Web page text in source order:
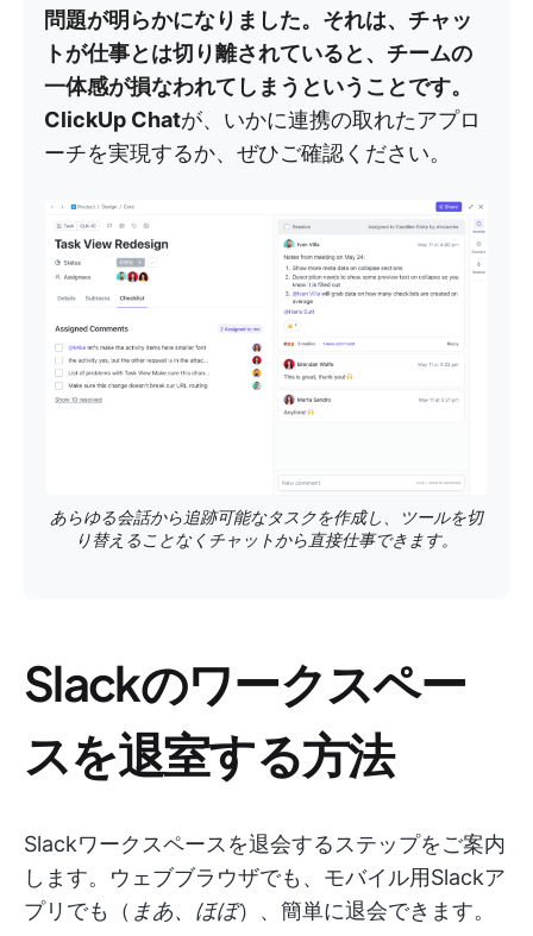
問題が明らかになりました。それは、チャッ
トが仕事とは切り離されていると、チームの
一体感が損なわれてしまうということです。
ClickUp Chatが、いかに連携の取れたアプロ
ーチを実現するか、ぜひご確認ください。
あらゆる会話から追跡可能なタスクを作成し、ツールを切
り替えることなくチャットから直接仕事できます。
Slackのワークスペー
スを退室する方法
Slackワークスペースを退会するステップをご案内
します。ウェブブラウザでも、モバイル用Slackア
プリでも（ まあ、ほぼ）、簡単に退会できます。